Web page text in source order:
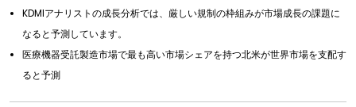
KDMIアナリストの成長分析では、厳しい規制の枠組みが市場成長の課題に
なると予測しています。
医療機器受託製造市場で最も高い市場シェアを持つ北米が世界市場を支配す
ると予測